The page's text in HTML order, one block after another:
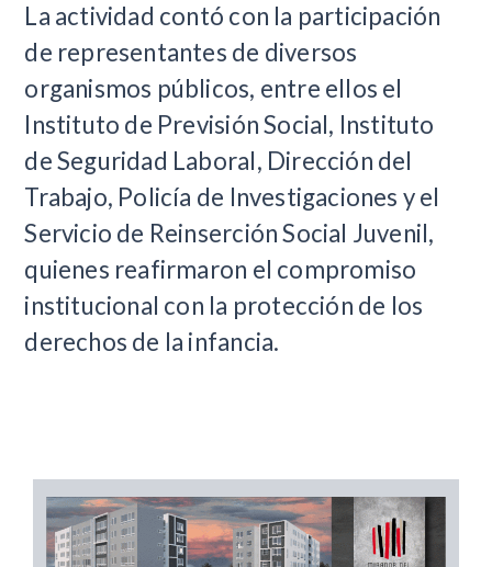
La actividad contó con la participación
de representantes de diversos
organismos públicos, entre ellos el
Instituto de Previsión Social, Instituto
de Seguridad Laboral, Dirección del
Trabajo, Policía de Investigaciones y el
Servicio de Reinserción Social Juvenil,
quienes reafirmaron el compromiso
institucional con la protección de los
derechos de la infancia.